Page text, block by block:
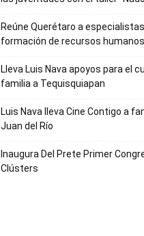
Reúne Querétaro a
formación de recursos
Lleva Luis Nava apoyos para el
familia a Tequisquiapan
Luis Nava lleva Cine Contigo a
Juan del Río
Inaugura Del Prete Primer
Clústers